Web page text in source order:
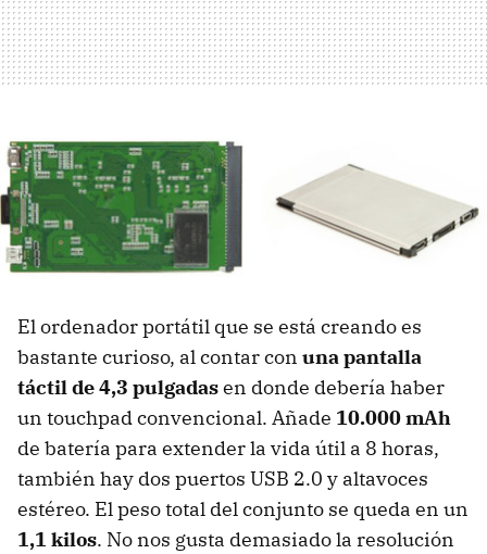
El ordenador portátil que se está creando es
bastante curioso, al contar con una pantalla
táctil de 4,3 pulgadasen donde debería haber
un touchpad convencional. Añade 10.000 mAh
de batería para extender la vida útil a 8 horas,
también hay dos puertos USB 2.0 y altavoces
estéreo. El peso total del conjunto se queda en un
1,1 kilos. No nos gusta demasiado la resolución